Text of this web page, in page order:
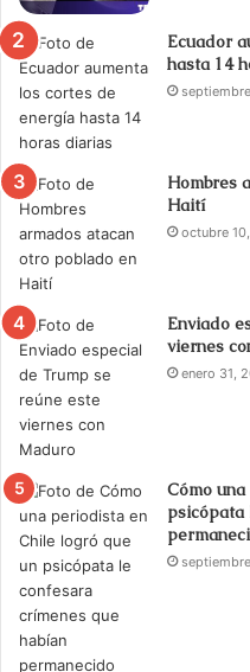
Ecuador
hasta 14
Hombres
Haití
octubre
Enviado
viernes
enero 31,
Cómo
psicópata